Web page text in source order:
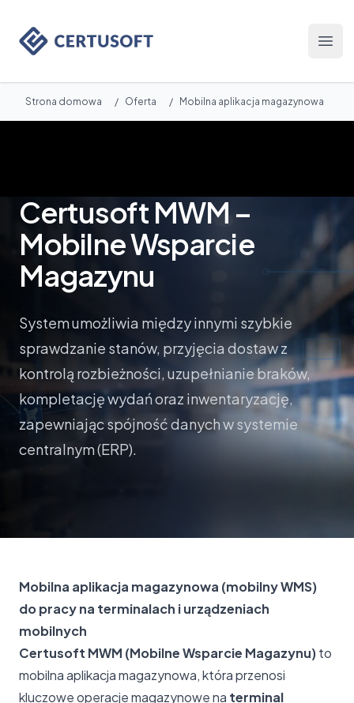
Certusoft
Strona domowa / Oferta / Mobilna aplikacja magazynowa
Certusoft MWM –
Mobilne Wsparcie
Magazynu
System umożliwia między innymi szybkie
sprawdzanie stanów, przyjęcia dostaw z
kontrolą rozbieżności, uzupełnianie braków,
kompletację wydań oraz inwentaryzację,
zapewniając spójność danych w systemie
centralnym (ERP).
Mobilna aplikacja magazynowa (mobilny WMS)
do pracy na terminalach i urządzeniach
mobilnych
Certusoft MWM (Mobilne Wsparcie Magazynu)to
mobilna aplikacja magazynowa, która przenosi
kluczowe operacje magazynowe na terminal